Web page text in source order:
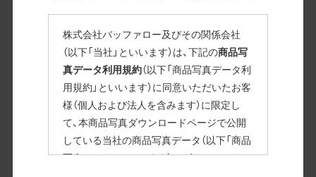
株式会社バッファロー及びその関係会社
（以下「当社」といいます）は、下記の商品写
真データ利用規約（以下「商品写真データ利
用規約」といいます）に同意いただいたお客
様（個人および法人を含みます）に限定し
て、本商品写真ダウンロードページで公開
している当社の商品写真データ（以下「商品
写真データ」といいます）のダウンロードお
掲載データ「JPEG、PNG : 低解像度(RGBカラー)」 「EPS : 高
解像度(CMYKカラー)」
BSH4A01RD
高画質画像